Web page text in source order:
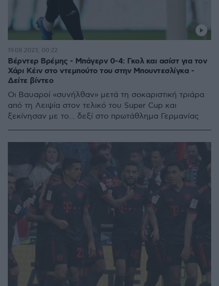
Βέρντερ Βρέμης - Μπάγερν 0-4: Γκολ και ασίστ για τον
Χάρι Κέιν στο ντεμπούτο του στην Μπουντεσλίγκα -
Δείτε βίντεο
Οι Βαυαροί «συνήλθαν» μετά τη σοκαριστική τριάρα
από τη Λειψία στον τελικό του Super Cup και
ξεκίνησαν με το... δεξί στο πρωτάθλημα Γερμανίας
19.08.2023, 00:22